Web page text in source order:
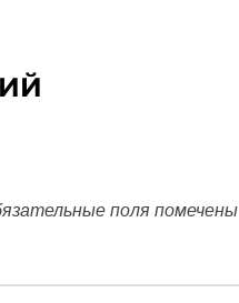
поля помечены